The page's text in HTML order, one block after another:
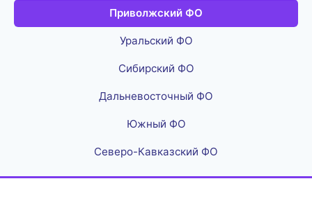
Приволжский ФО
Уральский ФО
Сибирский ФО
Дальневосточный ФО
Южный ФО
Северо-Кавказский ФО